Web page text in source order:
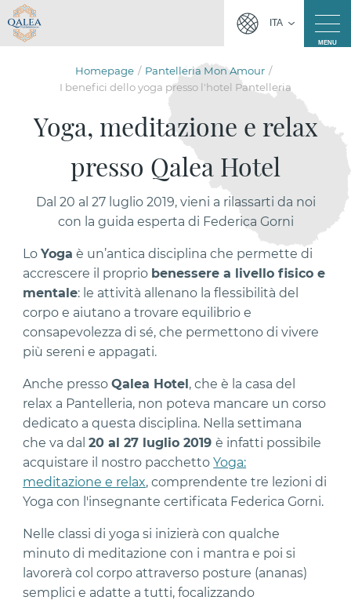
ITA
MENU
Homepage
Pantelleria Mon Amour
I benefici dello yoga presso l'hotel Pantelleria
Yoga, meditazione e relax
presso Qalea Hotel
Dal 20 al 27 luglio 2019, vieni a rilassarti da noi
con la guida esperta di Federica Gorni
LoYoga è un’antica disciplina che permette di
accrescere il proprio benessere a livello fisico e
mentale: le attività allenano la flessibilità del
corpo e aiutano a trovare equilibrio e
consapevolezza di sé, che permettono di vivere
più sereni e appagati.
Anche pressoQalea Hotel , che è la casa del
relax a Pantelleria, non poteva mancare un corso
dedicato a questa disciplina. Nella settimana
che va dal20 al 27 luglio 2019è infatti possibile
acquistare il nostro pacchettoYoga:
meditazione e relax, comprendente tre lezioni di
Yoga con l'insegnante certificata Federica Gorni.
Nelle classi di yoga si inizierà con qualche
minuto di meditazione con i mantra e poi si
lavorerà col corpo attraverso posture (ananas)
semplici e adatte a tutti, focalizzando